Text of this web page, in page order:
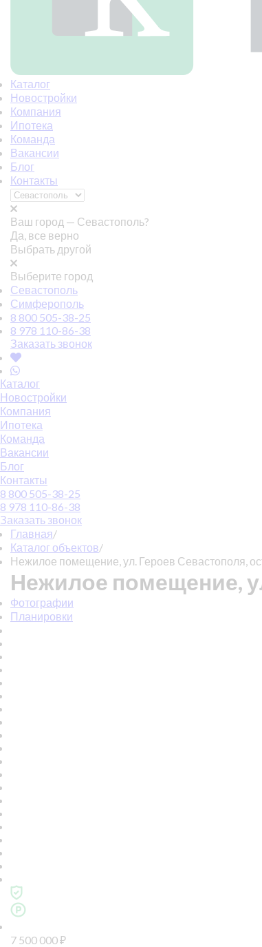
Каталог
Новостройки
Компания
Ипотека
Команда
Вакансии
Блог
Контакты
Ваш город — Севастополь?
Да, все верно
Выбрать другой
Выберите город
Севастополь
Симферополь
8 800 505-38-25
8 978 110-86-38
Заказать звонок
Каталог
Новостройки
Компания
Ипотека
Команда
Вакансии
Блог
Контакты
8 800 505-38-25
8 978 110-86-38
Заказать звонок
Главная/
Каталог объектов/
Нежилое помещение, ул. Героев Севастополя,
Нежилое помещение,
Фотографии
Планировки
7 500 000₽